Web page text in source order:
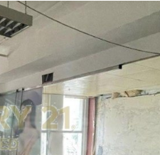
主頁 豪宅 租/售 豪宅成交
類別 面積
黃金置頂